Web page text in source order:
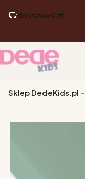
dostawa 0 zł
Sklep DedeKids.pl